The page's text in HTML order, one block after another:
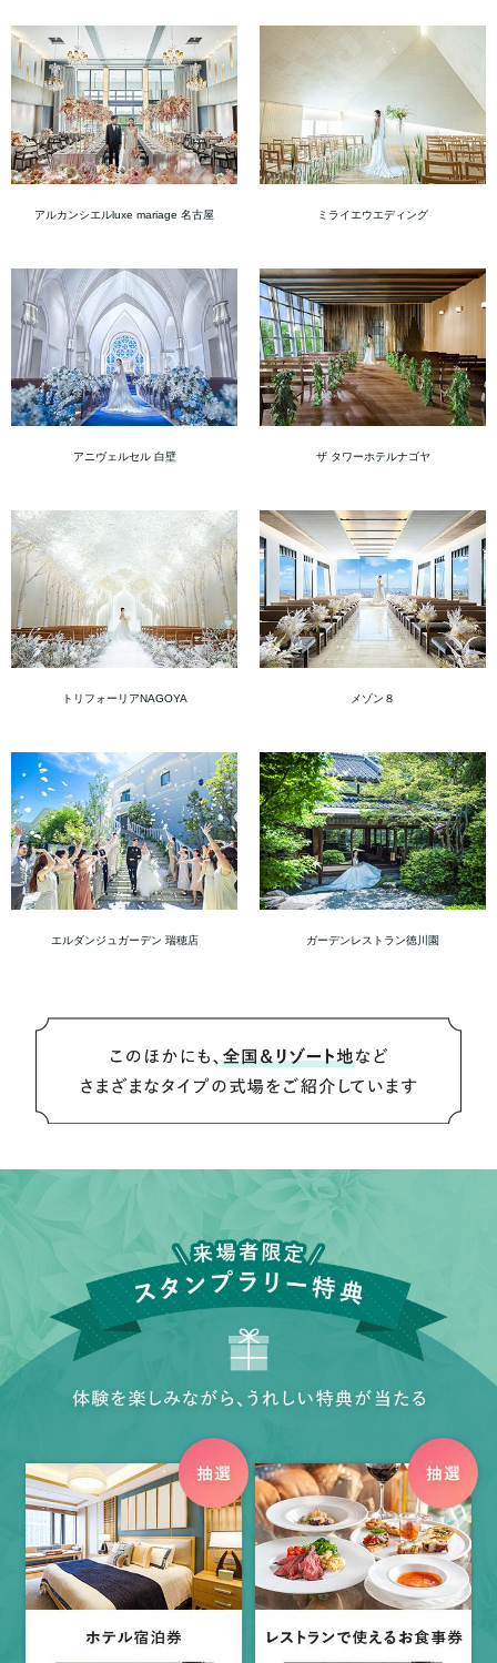
アルカンシエルluxe mariage 名古屋 ミライエウエディング
アニヴェルセル 白壁 ザ タワーホテルナゴヤ
トリフォーリアNAGOYA メゾン８
エルダンジュガーデン 瑞穂店 ガーデンレストラン徳川園